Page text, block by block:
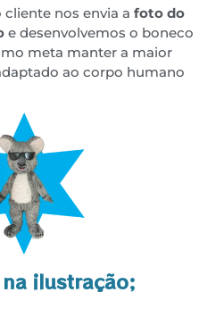
nos envia a foto do
e desenvolvemos o boneco
meta manter a maior
ao corpo humano
ilustração;